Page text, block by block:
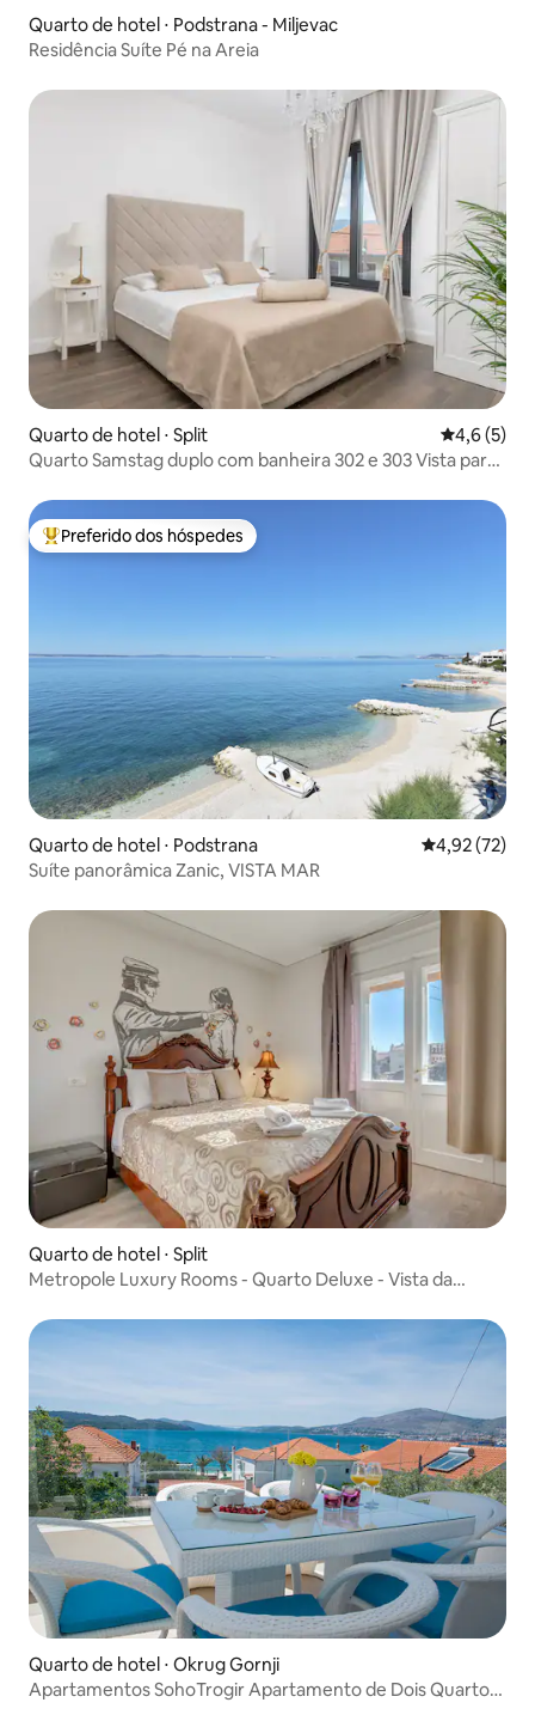
Quarto de hotel ⋅ Podstrana - Miljevac
Residência Suíte Pé na Areia
Quarto de hotel ⋅ Split 4,6 de
4,6 (5)
Quarto Samstag duplo com banheira 302 e 303 Vista para
Entre os melhores preferidos dos hóspedes
Preferido dos hóspedes
Quarto de hotel ⋅ Podstrana 4,92 de uma
4,92 (72)
Suíte panorâmica Zanic, VISTA MAR
Quarto de hotel ⋅ Split
Metropole Luxury Rooms - Quarto Deluxe - Vista da
Quarto de hotel ⋅ Okrug Gornji
Apartamentos SohoTrogir Apartamento de Dois Quartos